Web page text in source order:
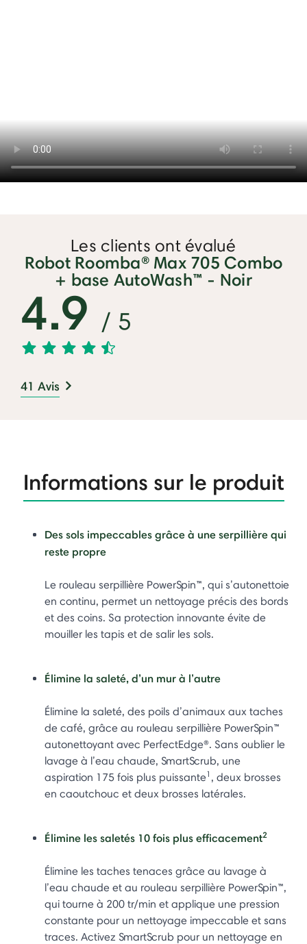
Les clients ont évalué
Robot Roomba® Max 705 Combo
+ base AutoWash™ - Noir
4.9 / 5
41 Avis
Informations sur le produit
Des sols impeccables grâce à une serpillière qui
reste propre
Le rouleau serpillière PowerSpin™, qui s’autonettoie
en continu, permet un nettoyage précis des bords
et des coins. Sa protection innovante évite de
mouiller les tapis et de salir les sols.
Élimine la saleté, d’un mur à l’autre
Élimine la saleté, des poils d’animaux aux taches
de café, grâce au rouleau serpillière PowerSpin™
autonettoyant avec PerfectEdge®. Sans oublier le
lavage à l’eau chaude, SmartScrub, une
aspiration 175 fois plus puissante1 , deux brosses
en caoutchouc et deux brosses latérales.
Élimine les saletés 10 fois plus efficacement2
Élimine les taches tenaces grâce au lavage à
l’eau chaude et au rouleau serpillière PowerSpin™,
qui tourne à 200 tr/min et applique une pression
constante pour un nettoyage impeccable et sans
traces. Activez SmartScrub pour un nettoyage en